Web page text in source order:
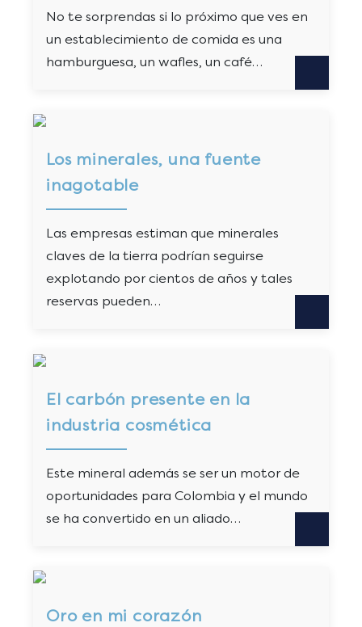
No te sorprendas si lo próximo que ves en
un establecimiento de comida es una
hamburguesa, un wafles, un café…
Los minerales, una fuente
inagotable
Las empresas estiman que minerales
claves de la tierra podrían seguirse
explotando por cientos de años y tales
reservas pueden…
El carbón presente en la
industria cosmética
Este mineral además se ser un motor de
oportunidades para Colombia y el mundo
se ha convertido en un aliado…
Oro en mi corazón